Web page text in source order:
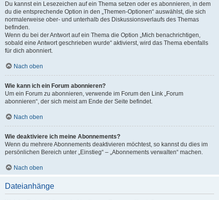
Du kannst ein Lesezeichen auf ein Thema setzen oder es abonnieren, in dem
du die entsprechende Option in den „Themen-Optionen“ auswählst, die sich
normalerweise ober- und unterhalb des Diskussionsverlaufs des Themas
befinden.
Wenn du bei der Antwort auf ein Thema die Option „Mich benachrichtigen,
sobald eine Antwort geschrieben wurde“ aktivierst, wird das Thema ebenfalls
für dich abonniert.
Nach oben
Wie kann ich ein Forum abonnieren?
Um ein Forum zu abonnieren, verwende im Forum den Link „Forum
abonnieren“, der sich meist am Ende der Seite befindet.
Nach oben
Wie deaktiviere ich meine Abonnements?
Wenn du mehrere Abonnements deaktivieren möchtest, so kannst du dies im
persönlichen Bereich unter „Einstieg“ – „Abonnements verwalten“ machen.
Nach oben
Dateianhänge